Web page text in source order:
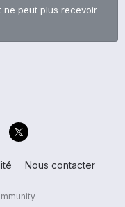
ne peut plus recevoir
Nous contacter